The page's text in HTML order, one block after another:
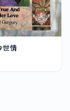
世情